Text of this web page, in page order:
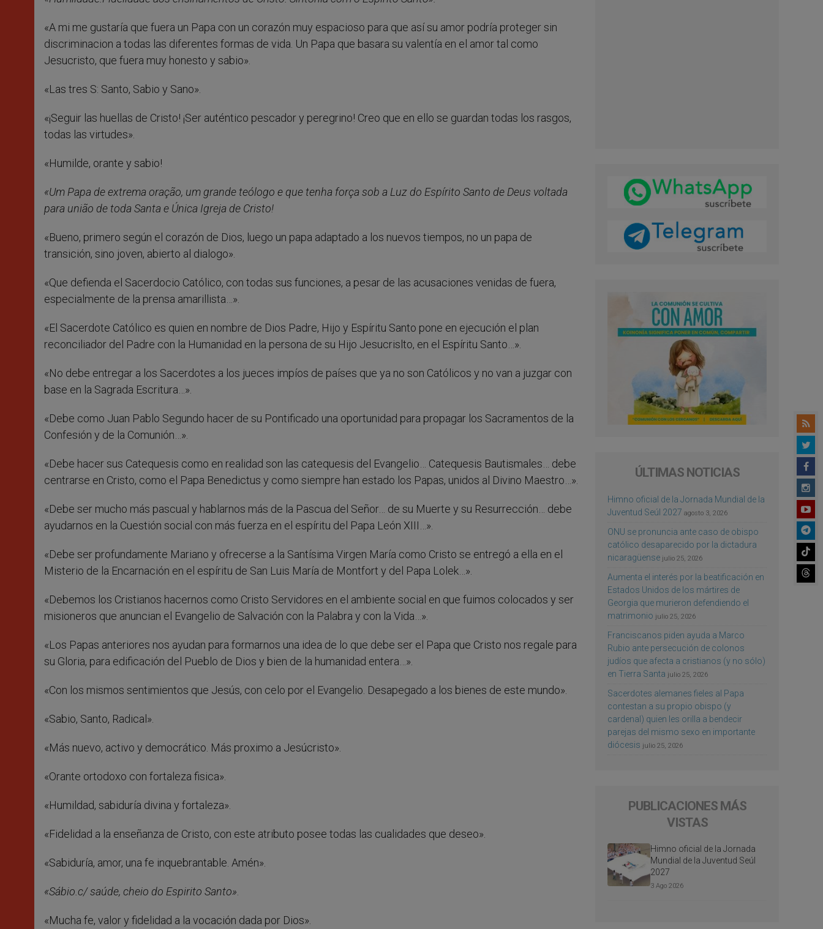
«A mi me gustaría que fuera un Papa con un corazón muy espacioso para que así su amor podría proteger sin
discriminacion a todas las diferentes formas de vida. Un Papa que basara su valentía en el amor tal como
Jesucristo, que fuera muy honesto y sabio».
«Las tres S: Santo, Sabio y Sano».
«¡Seguir las huellas de Cristo! ¡Ser auténtico pescador y peregrino! Creo que en ello se guardan todas los rasgos,
todas las virtudes».
«Humilde, orante y sabio!
«Um Papa de extrema oração, um grande teólogo e que tenha força sob a Luz do Espírito Santo de Deus voltada
para união de toda Santa e Única Igreja de Cristo!
«Bueno, primero según el corazón de Dios, luego un papa adaptado a los nuevos tiempos, no un papa de
transición, sino joven, abierto al dialogo».
«Que defienda el Sacerdocio Católico, con todas sus funciones, a pesar de las acusaciones venidas de fuera,
especialmente de la prensa amarillista…».
«El Sacerdote Católico es quien en nombre de Dios Padre, Hijo y Espíritu Santo pone en ejecución el plan
reconciliador del Padre con la Humanidad en la persona de su Hijo Jesucrislto, en el Espíritu Santo…».
«No debe entregar a los Sacerdotes a los jueces impíos de países que ya no son Católicos y no van a juzgar con
base en la Sagrada Escritura…».
«Debe como Juan Pablo Segundo hacer de su Pontificado una oportunidad para propagar los Sacramentos de la
Confesión y de la Comunión…».
«Debe hacer sus Catequesis como en realidad son las catequesis del Evangelio… Catequesis Bautismales… debe
centrarse en Cristo, como el Papa Benedictus y como siempre han estado los Papas, unidos al Divino Maestro…».
«Debe ser mucho más pascual y hablarnos más de la Pascua del Señor… de su Muerte y su Resurrección… debe
ayudarnos en la Cuestión social con más fuerza en el espíritu del Papa León XIII…».
«Debe ser profundamente Mariano y ofrecerse a la Santísima Virgen María como Cristo se entregó a ella en el
Misterio de la Encarnación en el espíritu de San Luis María de Montfort y del Papa Lolek…».
«Debemos los Cristianos hacernos como Cristo Servidores en el ambiente social en que fuimos colocados y ser
misioneros que anuncian el Evangelio de Salvación con la Palabra y con la Vida…».
«Los Papas anteriores nos ayudan para formarnos una idea de lo que debe ser el Papa que Cristo nos regale para
su Gloria, para edificación del Pueblo de Dios y bien de la humanidad entera…».
«Con los mismos sentimientos que Jesús, con celo por el Evangelio. Desapegado a los bienes de este mundo».
«Sabio, Santo, Radical».
«Más nuevo, activo y democrático. Más proximo a Jesúcristo».
«Orante ortodoxo con fortaleza fisica».
«Humildad, sabiduría divina y fortaleza».
«Fidelidad a la enseñanza de Cristo, con este atributo posee todas las cualidades que deseo».
«Sabiduría, amor, una fe inquebrantable. Amén».
«Sábio.c/ saúde, cheio do Espirito Santo».
«Mucha fe, valor y fidelidad a la vocación dada por Dios».
ÚLTIMAS NOTICIAS
Himno oficial de la Jornada Mundial de la
Juventud Seúl 2027 agosto 3, 2026
ONU se pronuncia ante caso de obispo
católico desaparecido por la dictadura
nicaragüense julio 25, 2026
Aumenta el interés por la beatificación en
Estados Unidos de los mártires de
Georgia que murieron defendiendo el
matrimonio julio 25, 2026
Franciscanos piden ayuda a Marco
Rubio ante persecución de colonos
judíos que afecta a cristianos (y no sólo)
en Tierra Santa julio 25, 2026
Sacerdotes alemanes fieles al Papa
contestan a su propio obispo (y
cardenal) quien les orilla a bendecir
parejas del mismo sexo en importante
diócesis julio 25, 2026
PUBLICACIONES MÁS
VISTAS
Himno oficial de la Jornada
Mundial de la Juventud Seúl
2027
3 Ago 2026